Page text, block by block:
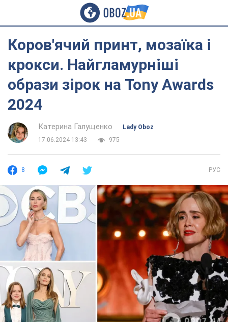
Коров'ячий принт, мозаїка і
крокси. Найгламурніші
образи зірок на Tony Awards
2024
Катерина Галущенко
Lady Oboz
17.06.2024 13:43
975
8 РУС